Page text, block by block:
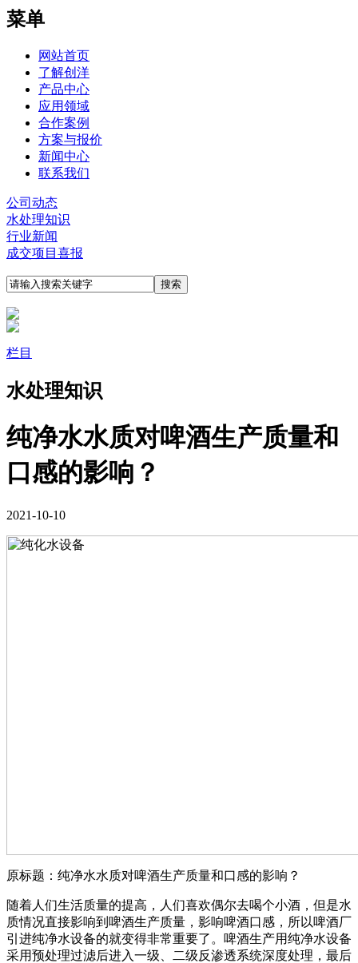
菜单
网站首页
了解创洋
产品中心
应用领域
合作案例
方案与报价
新闻中心
联系我们
公司动态
水处理知识
行业新闻
成交项目喜报
栏目
水处理知识
纯净水水质对啤酒生产质量和
口感的影响？
2021-10-10
原标题：纯净水水质对啤酒生产质量和口感的影响？
随着人们生活质量的提高，人们喜欢偶尔去喝个小酒，但是水
质情况直接影响到啤酒生产质量，影响啤酒口感，所以啤酒厂
引进纯净水设备的就变得非常重要了。啤酒生产用纯净水设备
采用预处理过滤后进入一级、二级反渗透系统深度处理，最后